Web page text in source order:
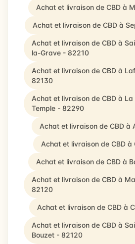
Achat et livraison de CBD à
Achat et livraison de CBD à
Achat et livraison de CBD à
la-Grave - 82210
Achat et livraison de CBD à
82130
Achat et livraison de CBD à
Temple - 82290
Achat et livraison de CBD à
Achat et livraison de CBD
Achat et livraison de CBD à
Achat et livraison de CBD à
82120
Achat et livraison de CBD à
Achat et livraison de CBD à
Bouzet - 82120